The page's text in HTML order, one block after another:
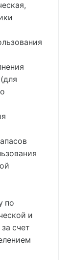
по
и
счет